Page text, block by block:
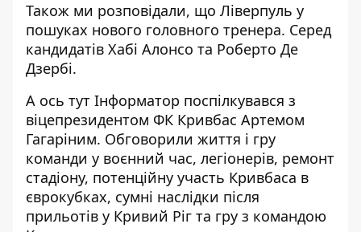
Також ми розповідали, що Ліверпуль у
пошуках нового головного тренера. Серед
кандидатів Хабі Алонсо та Роберто Де
Дзербі.
А ось тут Інформатор поспілкувався з
віцепрезидентом ФК Кривбас Артемом
Гагаріним. Обговорили життя і гру
команди у воєнний час, легіонерів, ремонт
стадіону, потенційну участь Кривбаса в
єврокубках, сумні наслідки після
прильотів у Кривий Ріг та гру з командою